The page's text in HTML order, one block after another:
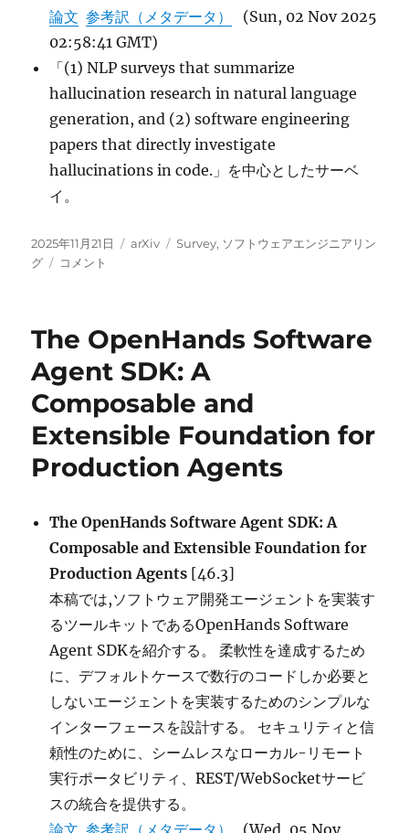
論文 参考訳（メタデータ）
(Sun, 02 Nov 2025
02:58:41 GMT)
「(1) NLP surveys that summarize
hallucination research in natural language
generation, and (2) software engineering
papers that directly investigate
hallucinations in code.」を中心としたサーベ
イ。
投
稿
2025年11月21日
カ
arXiv
タ
Survey, ソフトウェアエンジニアリン
グ
A
of
Hallucinations
in
LLMs:
Characterization,
Methods,
Future
Directions
for
AI に
コメント
The OpenHands Software
Agent SDK: A
Composable and
Extensible Foundation for
Production Agents
The OpenHands Software Agent SDK: A
Composable and Extensible Foundation for
Production Agents [46.3]
本稿では,ソフトウェア開発エージェントを実装す
るツールキットであるOpenHands Software
Agent SDKを紹介する。 柔軟性を達成するため
に、デフォルトケースで数行のコードしか必要と
しないエージェントを実装するためのシンプルな
インターフェースを設計する。 セキュリティと信
頼性のために、シームレスなローカル-リモート
実行ポータビリティ、REST/WebSocketサービ
スの統合を提供する。
論文 参考訳（メタデータ）
(Wed, 05 Nov